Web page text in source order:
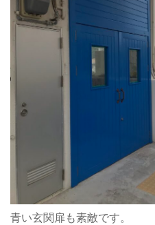
青い玄関扉も素敵です。